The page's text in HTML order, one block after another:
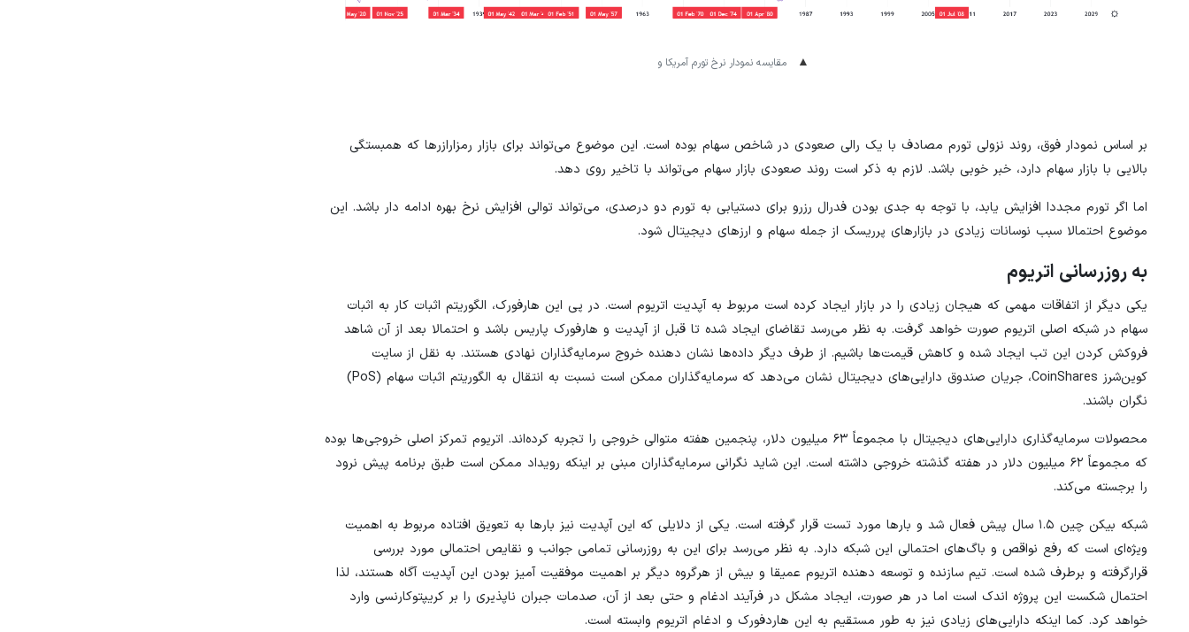
مقایسه نمودار نرخ تورم آمریکا و
بر اساس نمودار فوق، روند نزولی تورم مصادف با یک رالی صعودی در شاخص سهام بوده است. این موضوع می‌تواند برای بازار رمزارازرها که همبستگی
بالایی با بازار سهام دارد، خبر خوبی باشد. لازم به ذکر است روند صعودی بازار سهام می‌تواند با تاخیر روی دهد.
اما اگر تورم مجددا افزایش یابد، با توجه به جدی بودن فدرال رزرو برای دستیابی به تورم دو درصدی، می‌تواند توالی افزایش نرخ بهره ادامه دار باشد. این
موضوع احتمالا سبب نوسانات زیادی در بازارهای پرریسک از جمله سهام و ارزهای دیجیتال شود.
به روزرسانی اتریوم
یکی دیگر از اتفاقات مهمی که هیجان زیادی را در بازار ایجاد کرده است مربوط به آپدیت اتریوم است. در پی این هارفورک، الگوریتم اثبات کار به اثبات
سهام در شبکه اصلی اتریوم صورت خواهد گرفت. به نظر می‌رسد تقاضای ایجاد شده تا قبل از آپدیت و هارفورک پاریس باشد و احتمالا بعد از آن شاهد
فروکش کردن این تب ایجاد شده و کاهش قیمت‌ها باشیم. از طرف دیگر داده‌ها نشان دهنده خروج سرمایه‌گذاران نهادی هستند. به نقل از سایت
کوین‌شرز CoinShares، جریان صندوق دارایی‌های دیجیتال نشان می‌دهد که سرمایه‌گذاران ممکن است نسبت به انتقال به الگوریتم اثبات سهام (PoS)
نگران باشند.
محصولات سرمایه‌گذاری دارایی‌های دیجیتال با مجموعاً ۶۳ میلیون دلار، پنجمین هفته متوالی خروجی را تجربه کرده‌اند. اتریوم تمرکز اصلی خروجی‌ها بوده
که مجموعاً ۶۲ میلیون دلار در هفته گذشته خروجی داشته است. این شاید نگرانی سرمایه‌گذاران مبنی بر اینکه رویداد ممکن است طبق برنامه پیش نرود
را برجسته می‌کند.
شبکه بیکن چین ۱.۵ سال پیش فعال شد و بارها مورد تست قرار گرفته است. یکی از دلایلی که این آپدیت نیز بارها به تعویق افتاده مربوط به اهمیت
ویژه‌ای است که رفع نواقص و باگ‌های احتمالی این شبکه دارد. به نظر می‌رسد برای این به روزرسانی تمامی جوانب و نقایص احتمالی مورد بررسی
قرارگرفته و برطرف شده است. تیم سازنده و توسعه دهنده اتریوم عمیقا و بیش از هرگروه دیگر بر اهمیت موفقیت آمیز بودن این آپدیت آگاه هستند، لذا
احتمال شکست این پروژه اندک است اما در هر صورت، ایجاد مشکل در فرآیند ادغام و حتی بعد از آن، صدمات جبران ناپذیری را بر کریپتوکارنسی وارد
خواهد کرد. کما اینکه دارایی‌های زیادی نیز به طور مستقیم به این هاردفورک و ادغام اتریوم وابسته است.